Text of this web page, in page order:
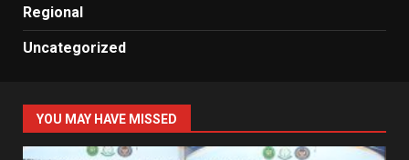
Regional
Uncategorized
YOU MAY HAVE MISSED